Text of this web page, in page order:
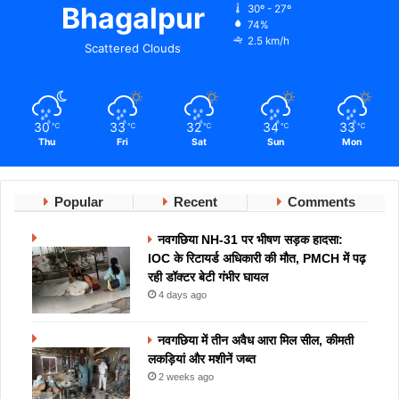
Bhagalpur
Scattered Clouds
30º - 27º
74%
2.5 km/h
30 ℃
Thu
33 ℃
Fri
32 ℃
Sat
34 ℃
Sun
33 ℃
Mon
Popular Recent Comments
नवगछिया NH-31 पर भीषण सड़क हादसा:
IOC के रिटायर्ड अधिकारी की मौत, PMCH में पढ़
रही डॉक्टर बेटी गंभीर घायल
4 days ago
नवगछिया में तीन अवैध आरा मिल सील, कीमती
लकड़ियां और मशीनें जब्त
2 weeks ago